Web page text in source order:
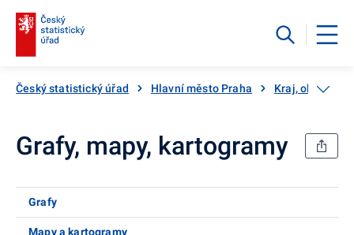
Český statistický úřad Hlavní město Praha Kraj, okresy ...
Grafy, mapy, kartogramy
Grafy
Mapy a kartogramy